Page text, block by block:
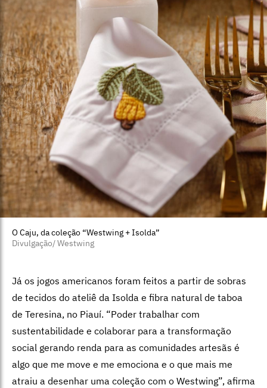
O Caju, da coleção “Westwing + Isolda”
Divulgação/ Westwing
Já os jogos americanos foram feitos a partir de sobras
de tecidos do ateliê da Isolda e fibra natural de taboa
de Teresina, no Piauí. “Poder trabalhar com
sustentabilidade e colaborar para a transformação
social gerando renda para as comunidades artesãs é
algo que me move e me emociona e o que mais me
atraiu a desenhar uma coleção com o Westwing”, afirma